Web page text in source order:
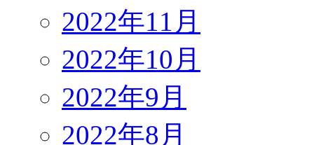
2022年11月
2022年10月
2022年9月
2022年8月